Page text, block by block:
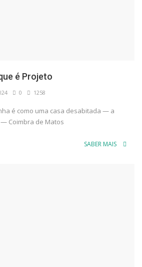
é Projeto
0 1258
é como uma casa desabitada — a
Coimbra de Matos
SABER MAIS